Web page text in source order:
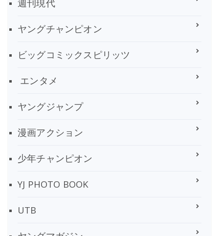
週刊現代
ヤングチャンピオン
ビッグコミックスピリッツ
エンタメ
ヤングジャンプ
漫画アクション
少年チャンピオン
YJ PHOTO BOOK
UTB